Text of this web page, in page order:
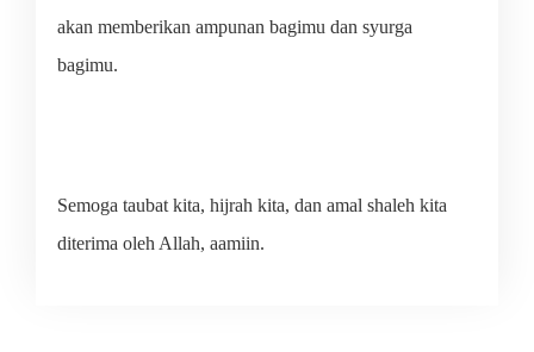
akan memberikan ampunan bagimu dan syurga
bagimu.
Semoga taubat kita, hijrah kita, dan amal shaleh kita
diterima oleh Allah, aamiin.